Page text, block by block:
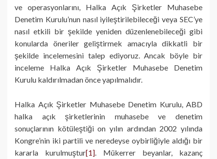
ve operasyonlarını, Halka Açık Şirketler Muhasebe
Denetim Kurulu’nun nasıl iyileştirilebileceği veya SEC’ye
nasıl etkili bir şekilde yeniden düzenlenebileceği gibi
konularda öneriler geliştirmek amacıyla dikkatli bir
şekilde incelemesini talep ediyoruz. Ancak böyle bir
inceleme Halka Açık Şirketler Muhasebe Denetim
Kurulu kaldırılmadan önce yapılmalıdır.
Halka Açık Şirketler Muhasebe Denetim Kurulu, ABD
halka açık şirketlerinin muhasebe ve denetim
sonuçlarının kötüleştiği on yılın ardından 2002 yılında
Kongre’nin iki partili ve neredeyse oybirliğiyle aldığı bir
kararla kurulmuştur[1] . Mükerrer beyanlar, kazanç